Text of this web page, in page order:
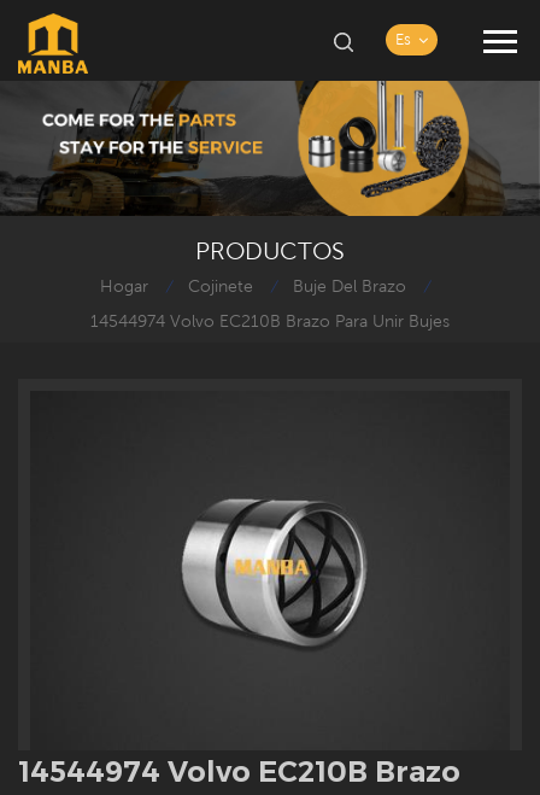
Es
PRODUCTOS
Hogar / Cojinete / Buje Del Brazo /
14544974 Volvo EC210B Brazo Para Unir Bujes
14544974 Volvo EC210B Brazo